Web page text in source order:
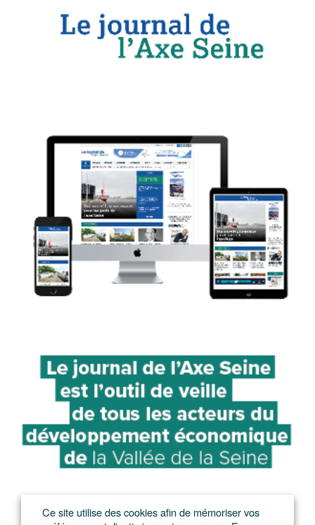
Ce site utilise des cookies afin de mémoriser vos